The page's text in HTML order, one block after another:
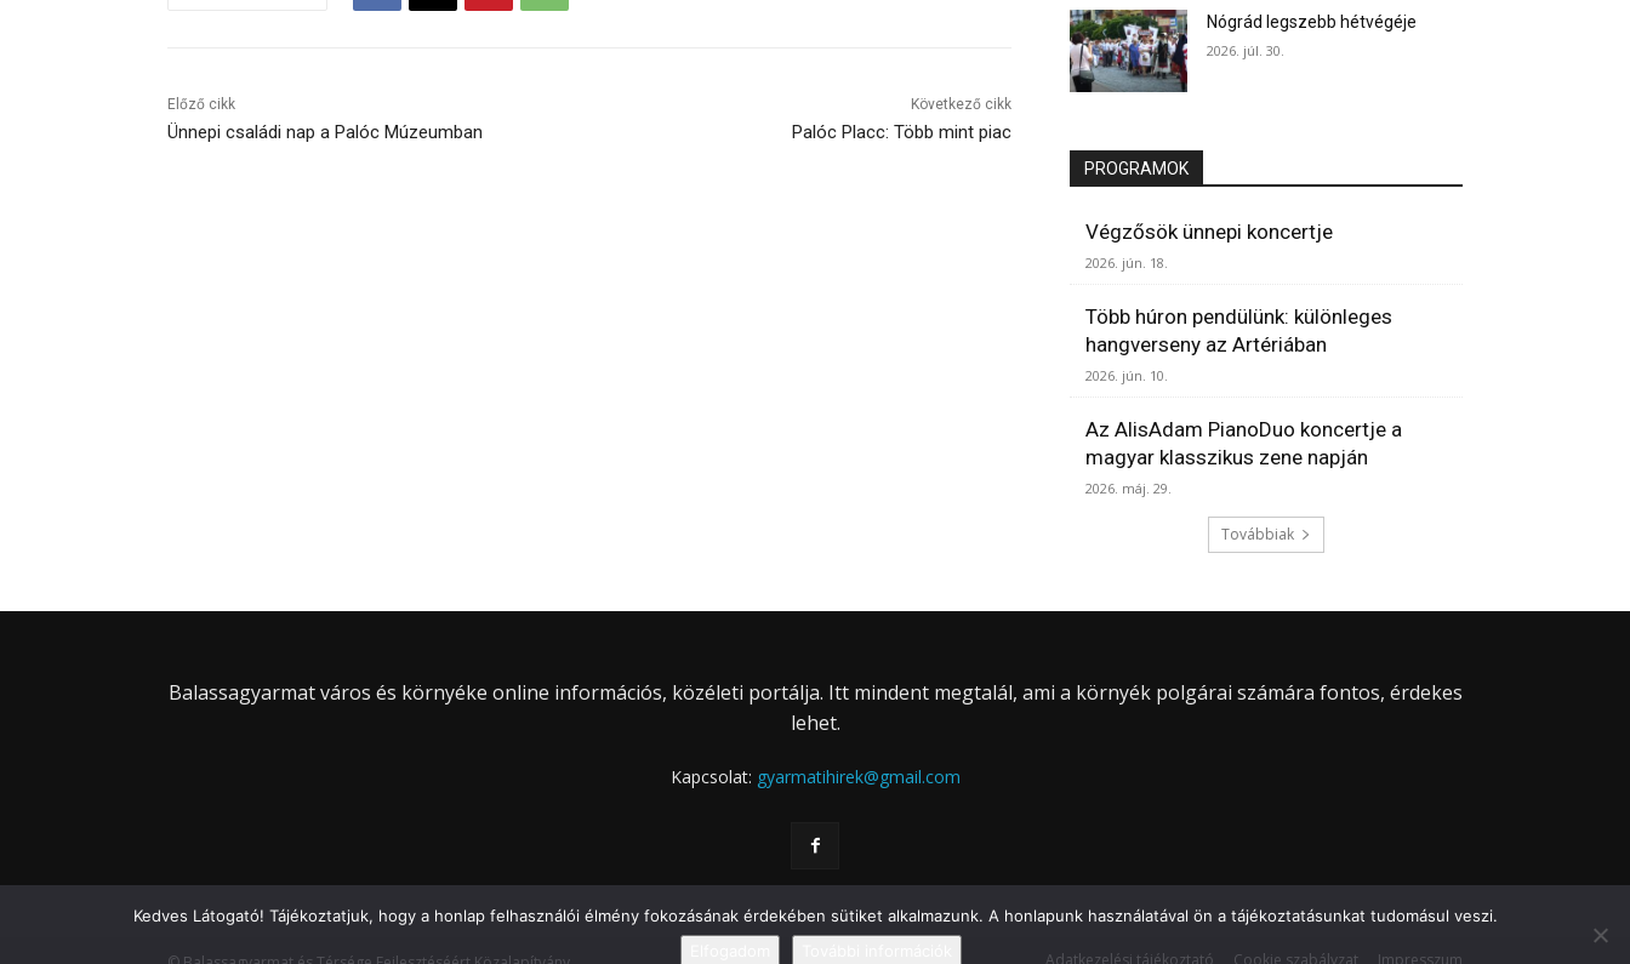
Előző cikk
Ünnepi családi nap a Palóc Múzeumban
Következő cikk
Palóc Placc: Több mint piac
Nógrád legszebb hétvégéje
2026. júl. 30.
PROGRAMOK
Végzősök ünnepi koncertje
2026. jún. 18.
Több húron pendülünk: különleges
hangverseny az Artériában
2026. jún. 10.
Az AlisAdam PianoDuo koncertje a
magyar klasszikus zene napján
2026. máj. 29.
Továbbiak
Balassagyarmat város és környéke online információs, közéleti portálja. Itt mindent megtalál, ami a környék polgárai számára fontos, érdekes
lehet.
Kapcsolat: gyarmatihirek@gmail.com
Adatkezelési tájékoztató Cookie szabályzat Impresszum
Kedves Látogató! Tájékoztatjuk, hogy a honlap felhasználói élmény fokozásának érdekében sütiket alkalmazunk. A honlapunk használatával ön a tájékoztatásunkat tudomásul veszi.